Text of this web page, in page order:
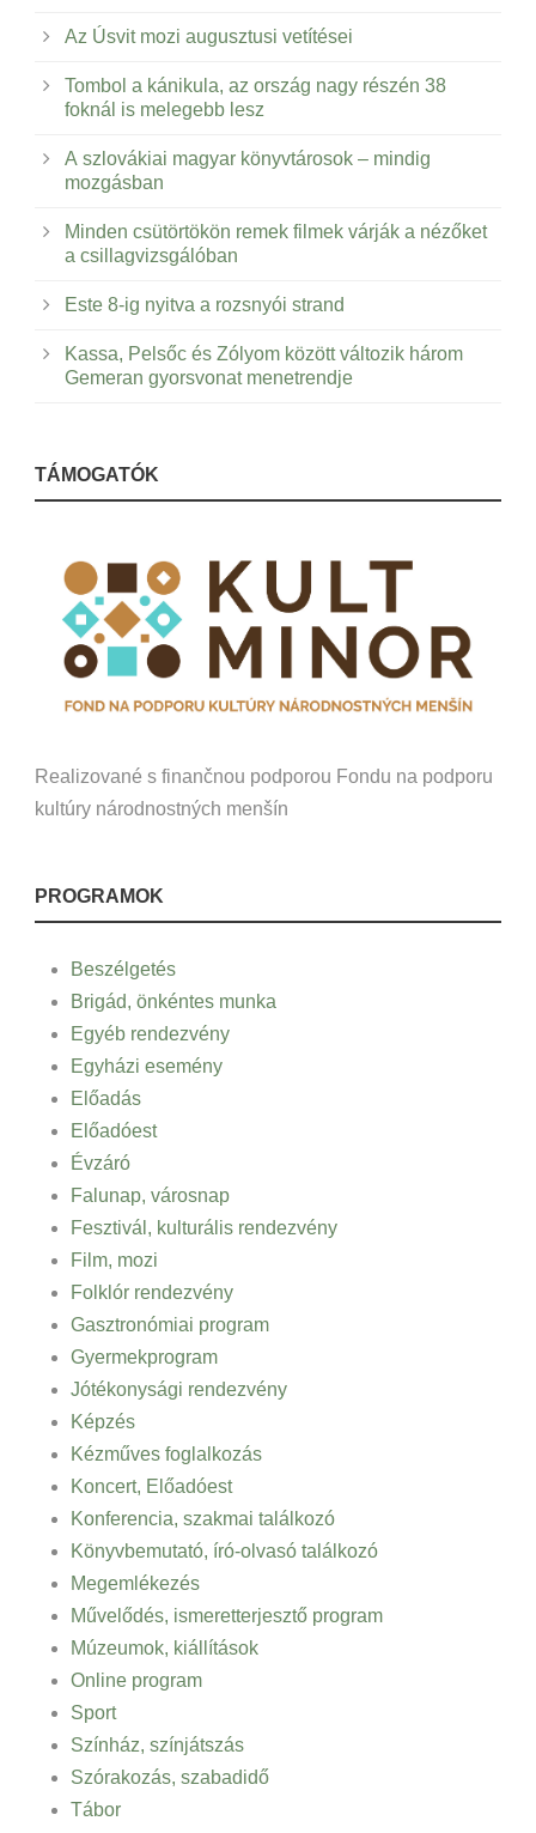
Az Úsvit mozi augusztusi vetítései
Tombol a kánikula, az ország nagy részén 38
foknál is melegebb lesz
A szlovákiai magyar könyvtárosok – mindig
mozgásban
Minden csütörtökön remek filmek várják a nézőket
a csillagvizsgálóban
Este 8-ig nyitva a rozsnyói strand
Kassa, Pelsőc és Zólyom között változik három
Gemeran gyorsvonat menetrendje
TÁMOGATÓK
Realizované s finančnou podporou Fondu na podporu
kultúry národnostných menšín
PROGRAMOK
Beszélgetés
Brigád, önkéntes munka
Egyéb rendezvény
Egyházi esemény
Előadás
Előadóest
Évzáró
Falunap, városnap
Fesztivál, kulturális rendezvény
Film, mozi
Folklór rendezvény
Gasztronómiai program
Gyermekprogram
Jótékonysági rendezvény
Képzés
Kézműves foglalkozás
Koncert, Előadóest
Konferencia, szakmai találkozó
Könyvbemutató, író-olvasó találkozó
Megemlékezés
Művelődés, ismeretterjesztő program
Múzeumok, kiállítások
Online program
Sport
Színház, színjátszás
Szórakozás, szabadidő
Tábor